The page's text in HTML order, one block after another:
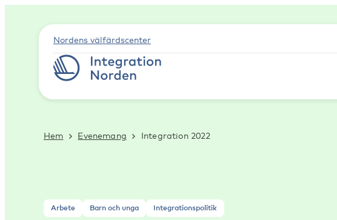
Nordens välfärdscenter
Hem Evenemang Integration 2022
Arbete Barn och unga Integrationspolitik